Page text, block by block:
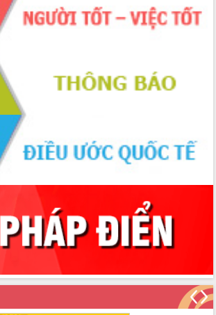
điểm
Yên
gắn với bảo
hoạch tỉnh
tầm nhìn
đêm
đường bộ
tăng trưởng
Quý
hợp tác về
2026 – 2030
thông
lực y tế
trải nghiệm